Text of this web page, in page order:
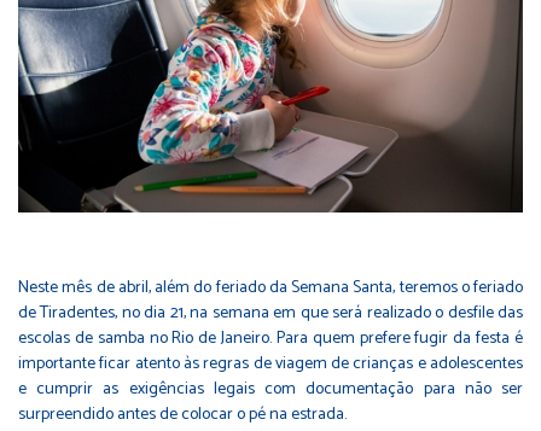
Neste mês de abril, além do feriado da Semana Santa, teremos o feriado
de Tiradentes, no dia 21, na semana em que será realizado o desfile das
escolas de samba no Rio de Janeiro. Para quem prefere fugir da festa é
importante ficar atento às regras de viagem de crianças e adolescentes
e cumprir as exigências legais com documentação para não ser
surpreendido antes de colocar o pé na estrada.